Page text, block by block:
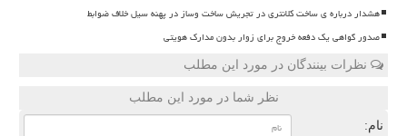
هشدار درباره ی ساخت کلانتری در تجریش ساخت وساز در پهنه سیل خلاف ضوابط
صدور گواهی یک دفعه خروج برای زوار بدون مدارک هویتی
نظرات بینندگان در مورد این مطلب
نظر شما در مورد این مطلب
نام: